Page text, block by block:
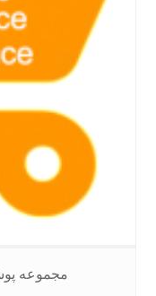
مجموعه پوشش